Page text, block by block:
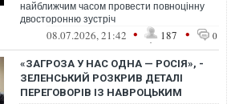
найближчим часом провести повноцінну
двосторонню зустріч
08.07.2026, 21:42 • 187 • 0
«ЗАГРОЗА У НАС ОДНА — РОСІЯ», -
ЗЕЛЕНСЬКИЙ РОЗКРИВ ДЕТАЛІ
ПЕРЕГОВОРІВ ІЗ НАВРОЦЬКИМ